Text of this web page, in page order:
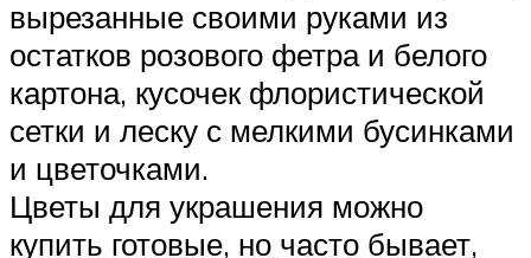
вырезанные своими руками из
остатков розового фетра и белого
картона, кусочек флористической
сетки и леску с мелкими бусинками
и цветочками.
Цветы для украшения можно
купить готовые, но часто бывает,